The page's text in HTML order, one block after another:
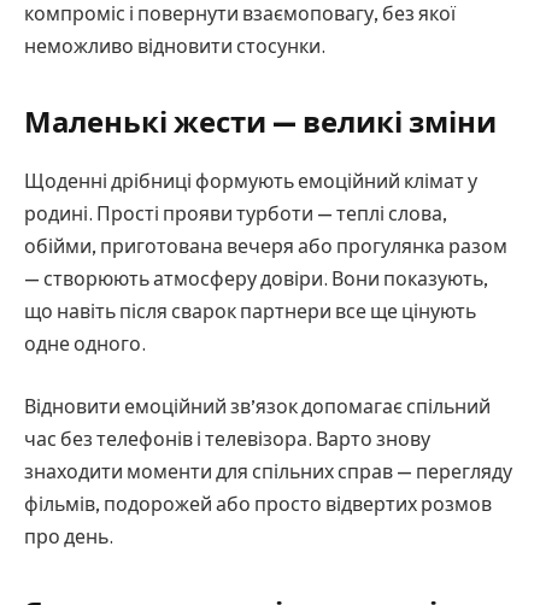
компроміс і повернути взаємоповагу, без якої
неможливо відновити стосунки.
Маленькі жести — великі зміни
Щоденні дрібниці формують емоційний клімат у
родині. Прості прояви турботи — теплі слова,
обійми, приготована вечеря або прогулянка разом
— створюють атмосферу довіри. Вони показують,
що навіть після сварок партнери все ще цінують
одне одного.
Відновити емоційний зв’язок допомагає спільний
час без телефонів і телевізора. Варто знову
знаходити моменти для спільних справ — перегляду
фільмів, подорожей або просто відвертих розмов
про день.